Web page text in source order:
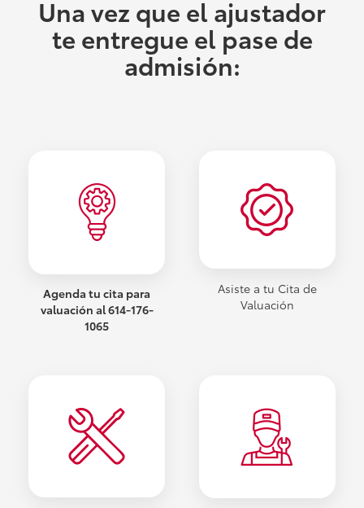
Una vez que el ajustador
te entregue el pase de
admisión:
Agenda tu cita para
valuación al 614-176-
1065
Asiste a tu Cita de
Valuación